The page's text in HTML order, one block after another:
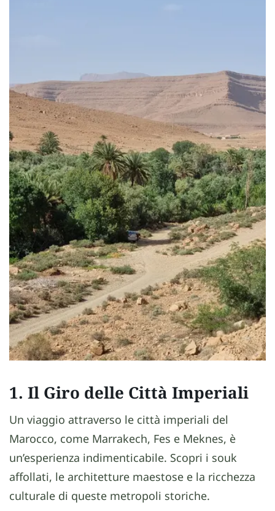
1. Il Giro delle Città Imperiali
Un viaggio attraverso le città imperiali del
Marocco, come Marrakech, Fes e Meknes, è
un’esperienza indimenticabile. Scopri i souk
affollati, le architetture maestose e la ricchezza
culturale di queste metropoli storiche.